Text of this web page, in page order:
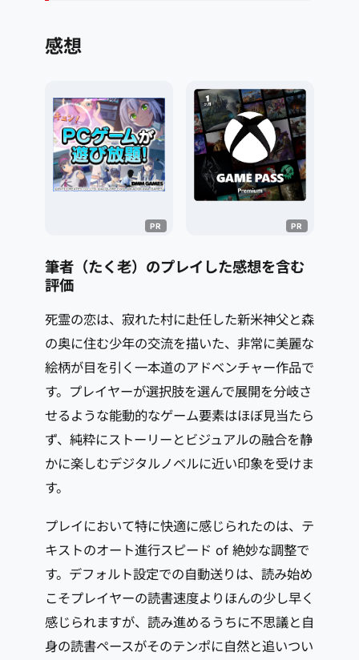
感想
筆者（たく老）のプレイした感想を含む
評価
死霊の恋は、寂れた村に赴任した新米神父と森
の奥に住む少年の交流を描いた、非常に美麗な
絵柄が目を引く一本道のアドベンチャー作品で
す。プレイヤーが選択肢を選んで展開を分岐さ
せるような能動的なゲーム要素はほぼ見当たら
ず、純粋にストーリーとビジュアルの融合を静
かに楽しむデジタルノベルに近い印象を受けま
す。
プレイにおいて特に快適に感じられたのは、テ
キストのオート進行スピード of 絶妙な調整で
す。デフォルト設定での自動送りは、読み始め
こそプレイヤーの読書速度よりほんの少し早く
感じられますが、読み進めるうちに不思議と自
身の読書ペースがそのテンポに自然と追いつい